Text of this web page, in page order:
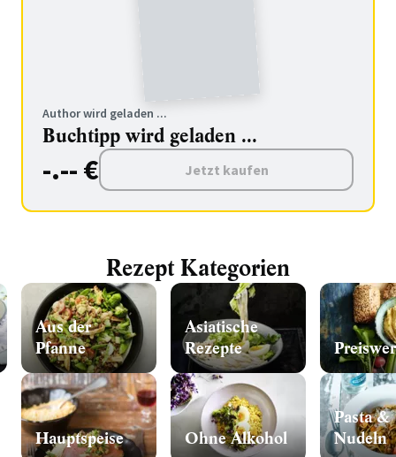
Author wird geladen ...
Buchtipp wird geladen ...
-.-- € Jetzt kaufen
Rezept Kategorien
Aus der
Pfanne
Hauptspeise
Asiatische
Rezepte
Ohne Alkohol
Pasta &
Nudeln